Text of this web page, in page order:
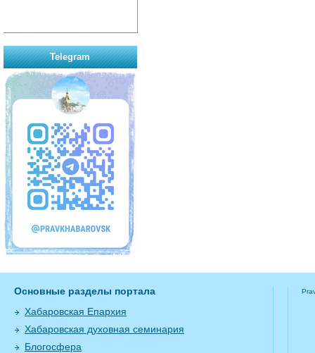
Telegram
Основные разделы портала
Хабаровская Епархия
Хабаровская духовная семинария
Блогосфера